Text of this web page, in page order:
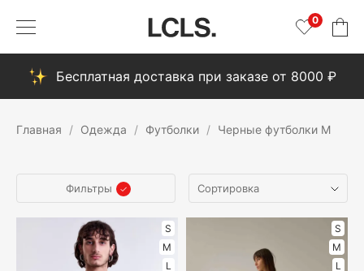
0
Бесплатная доставка при заказе от 8000 ₽
Главная Одежда Футболки Черные футболки M
Фильтры
S
M
L
S
M
L